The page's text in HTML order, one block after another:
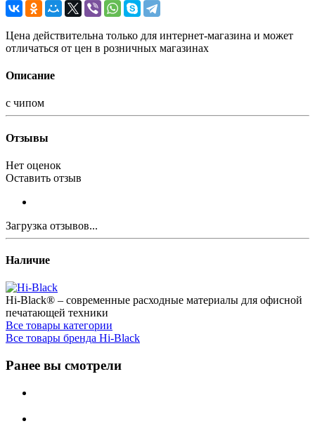
Цена действительна только для интернет-магазина и может
отличаться от цен в розничных магазинах
Описание
с чипом
Отзывы
Нет оценок
Оставить отзыв
Загрузка отзывов...
Наличие
Hi-Black® – современные расходные материалы для офисной
печатающей техники
Все товары категории
Все товары бренда Hi-Black
Ранее вы смотрели